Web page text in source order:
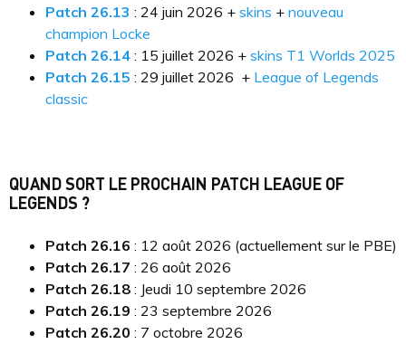
Patch 26.13 : 24 juin 2026 + skins + nouveau
champion Locke
Patch 26.14 : 15 juillet 2026 + skins T1 Worlds 2025
Patch 26.15 : 29 juillet 2026 + League of Legends
classic
QUAND SORT LE PROCHAIN PATCH LEAGUE OF
LEGENDS ?
Patch 26.16 : 12 août 2026 (actuellement sur le PBE)
Patch 26.17 : 26 août 2026
Patch 26.18 : Jeudi 10 septembre 2026
Patch 26.19 : 23 septembre 2026
Patch 26.20 : 7 octobre 2026